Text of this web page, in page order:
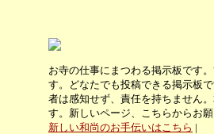
お寺の仕事にまつわる掲示板です
す。どなたでも投稿できる掲示板
者は感知せず、責任を持ちません
す。新しいページ、こちらからお
新しい和尚のお手伝いはこちら |